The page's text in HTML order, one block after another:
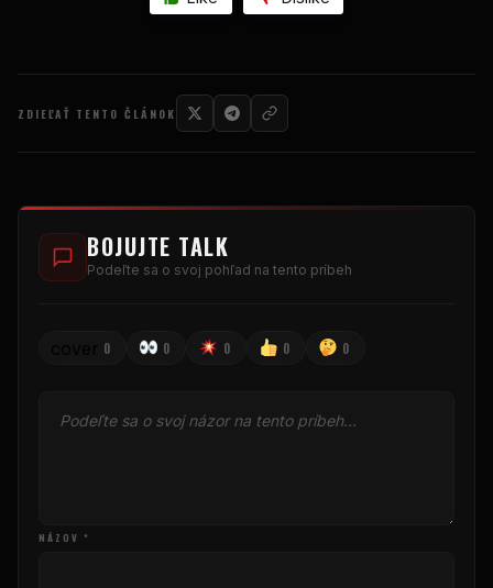
ZDIEĽAŤ TENTO ČLÁNOK
BOJUJTE TALK
Podeľte sa o svoj pohľad na tento príbeh
0 0 0 0 0
NÁZOV *